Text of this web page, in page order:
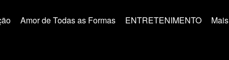
Amor de Todas as Formas ENTRETENIMENTO Mais